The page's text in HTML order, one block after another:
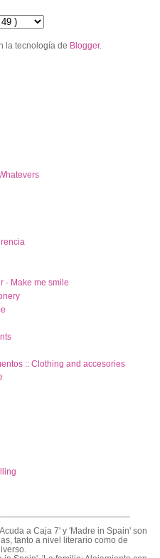
la tecnología de Blogger.
· Make me smile
:: Clothing and accesories
a Caja 7' y 'Madre in Spain' son
tanto a nivel literario como de